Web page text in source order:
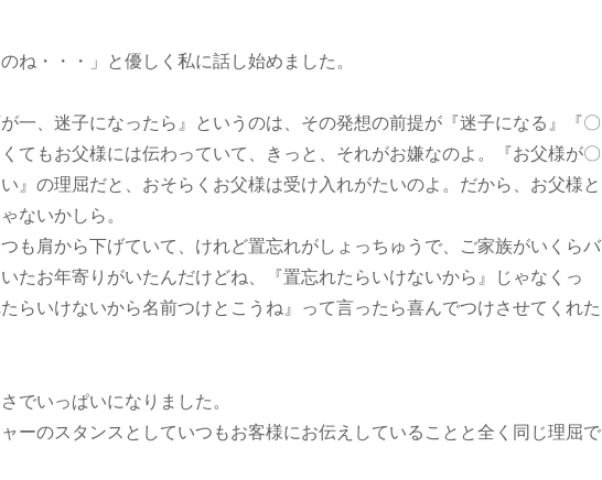
ね・・・」と優しく私に話し始めました。
一、迷子になったら』というのは、その発想の前提が『迷子になる』『〇
てもお父様には伝わっていて、きっと、それがお嫌なのよ。『お父様が〇
の理屈だと、おそらくお父様は受け入れがたいのよ。だから、お父様と
ないかしら。
も肩から下げていて、けれど置忘れがしょっちゅうで、ご家族がいくらバ
たお年寄りがいたんだけどね、『置忘れたらいけないから』じゃなくっ
らいけないから名前つけとこうね』って言ったら喜んでつけさせてくれた
でいっぱいになりました。
ーのスタンスとしていつもお客様にお伝えしていることと全く同じ理屈で